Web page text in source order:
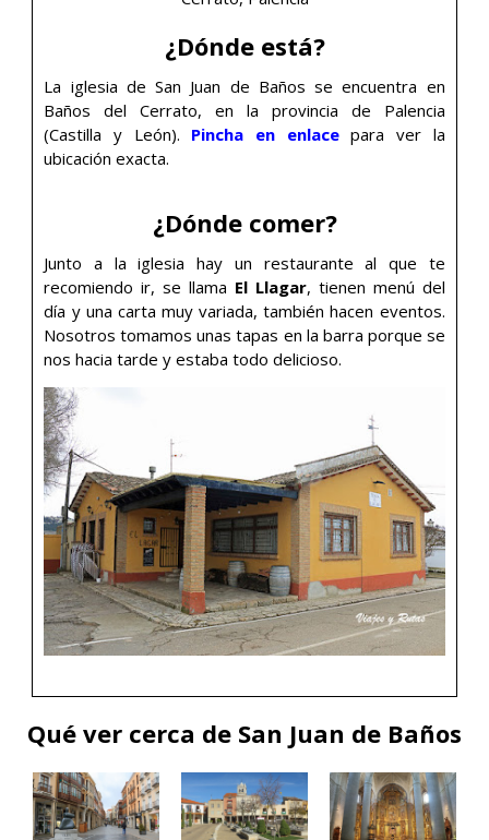
¿Dónde está?
La iglesia de San Juan de Baños se encuentra en
Baños del Cerrato, en la provincia de Palencia
(Castilla y León). Pincha en enlacepara ver la
ubicación exacta.
¿Dónde comer?
Junto a la iglesia hay un restaurante al que te
recomiendo ir, se llama El Llagar, tienen menú del
día y una carta muy variada, también hacen eventos.
Nosotros tomamos unas tapas en la barra porque se
nos hacia tarde y estaba todo delicioso.
Qué ver cerca de San Juan de Baños